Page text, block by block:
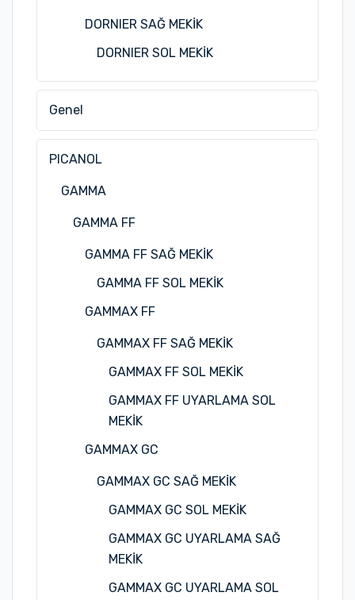
DORNIER SAĞ MEKİK
DORNIER SOL MEKİK
Genel
PICANOL
GAMMA
GAMMA FF
GAMMA FF SAĞ MEKİK
GAMMA FF SOL MEKİK
GAMMAX FF
GAMMAX FF SAĞ MEKİK
GAMMAX FF SOL MEKİK
GAMMAX FF UYARLAMA SOL
MEKİK
GAMMAX GC
GAMMAX GC SAĞ MEKİK
GAMMAX GC SOL MEKİK
GAMMAX GC UYARLAMA SAĞ
MEKİK
GAMMAX GC UYARLAMA SOL